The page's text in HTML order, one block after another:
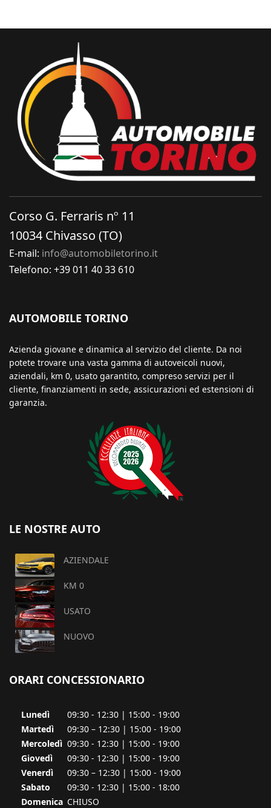
Corso G. Ferraris nº 11
10034 Chivasso (TO)
E-mail: info@automobiletorino.it
Telefono: +39 011 40 33 610
AUTOMOBILE TORINO
Azienda giovane e dinamica al servizio del cliente. Da noi
potete trovare una vasta gamma di autoveicoli nuovi,
aziendali, km 0, usato garantito, compreso servizi per il
cliente, finanziamenti in sede, assicurazioni ed estensioni di
garanzia.
LE NOSTRE AUTO
AZIENDALE
KM 0
USATO
NUOVO
ORARI CONCESSIONARIO
Lunedì
09:30 - 12:30 | 15:00 - 19:00
Martedì
09:30 – 12:30 | 15:00 - 19:00
Mercoledì 09:30 - 12:30 | 15:00 - 19:00
Giovedì
09:30 - 12:30 | 15:00 - 19:00
Venerdì
09:30 – 12:30 | 15:00 - 19:00
Sabato
09:30 - 12:30 | 15:00 - 18:00
Domenica CHIUSO